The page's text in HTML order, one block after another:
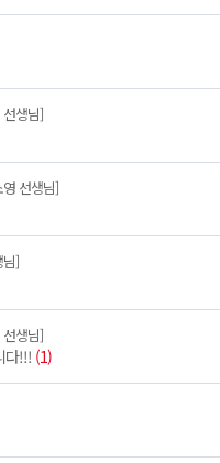
생님]
선생님]
]
생님]
다!!! (1)